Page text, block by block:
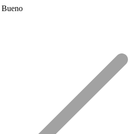
Bueno